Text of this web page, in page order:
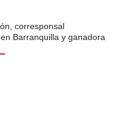
corresponsal
Barranquilla y ganadora